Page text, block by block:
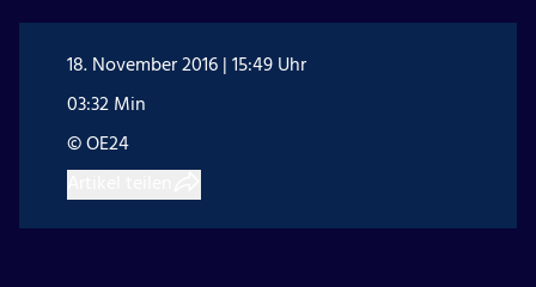
18. November 2016 | 15:49 Uhr
03:32 Min
© OE24